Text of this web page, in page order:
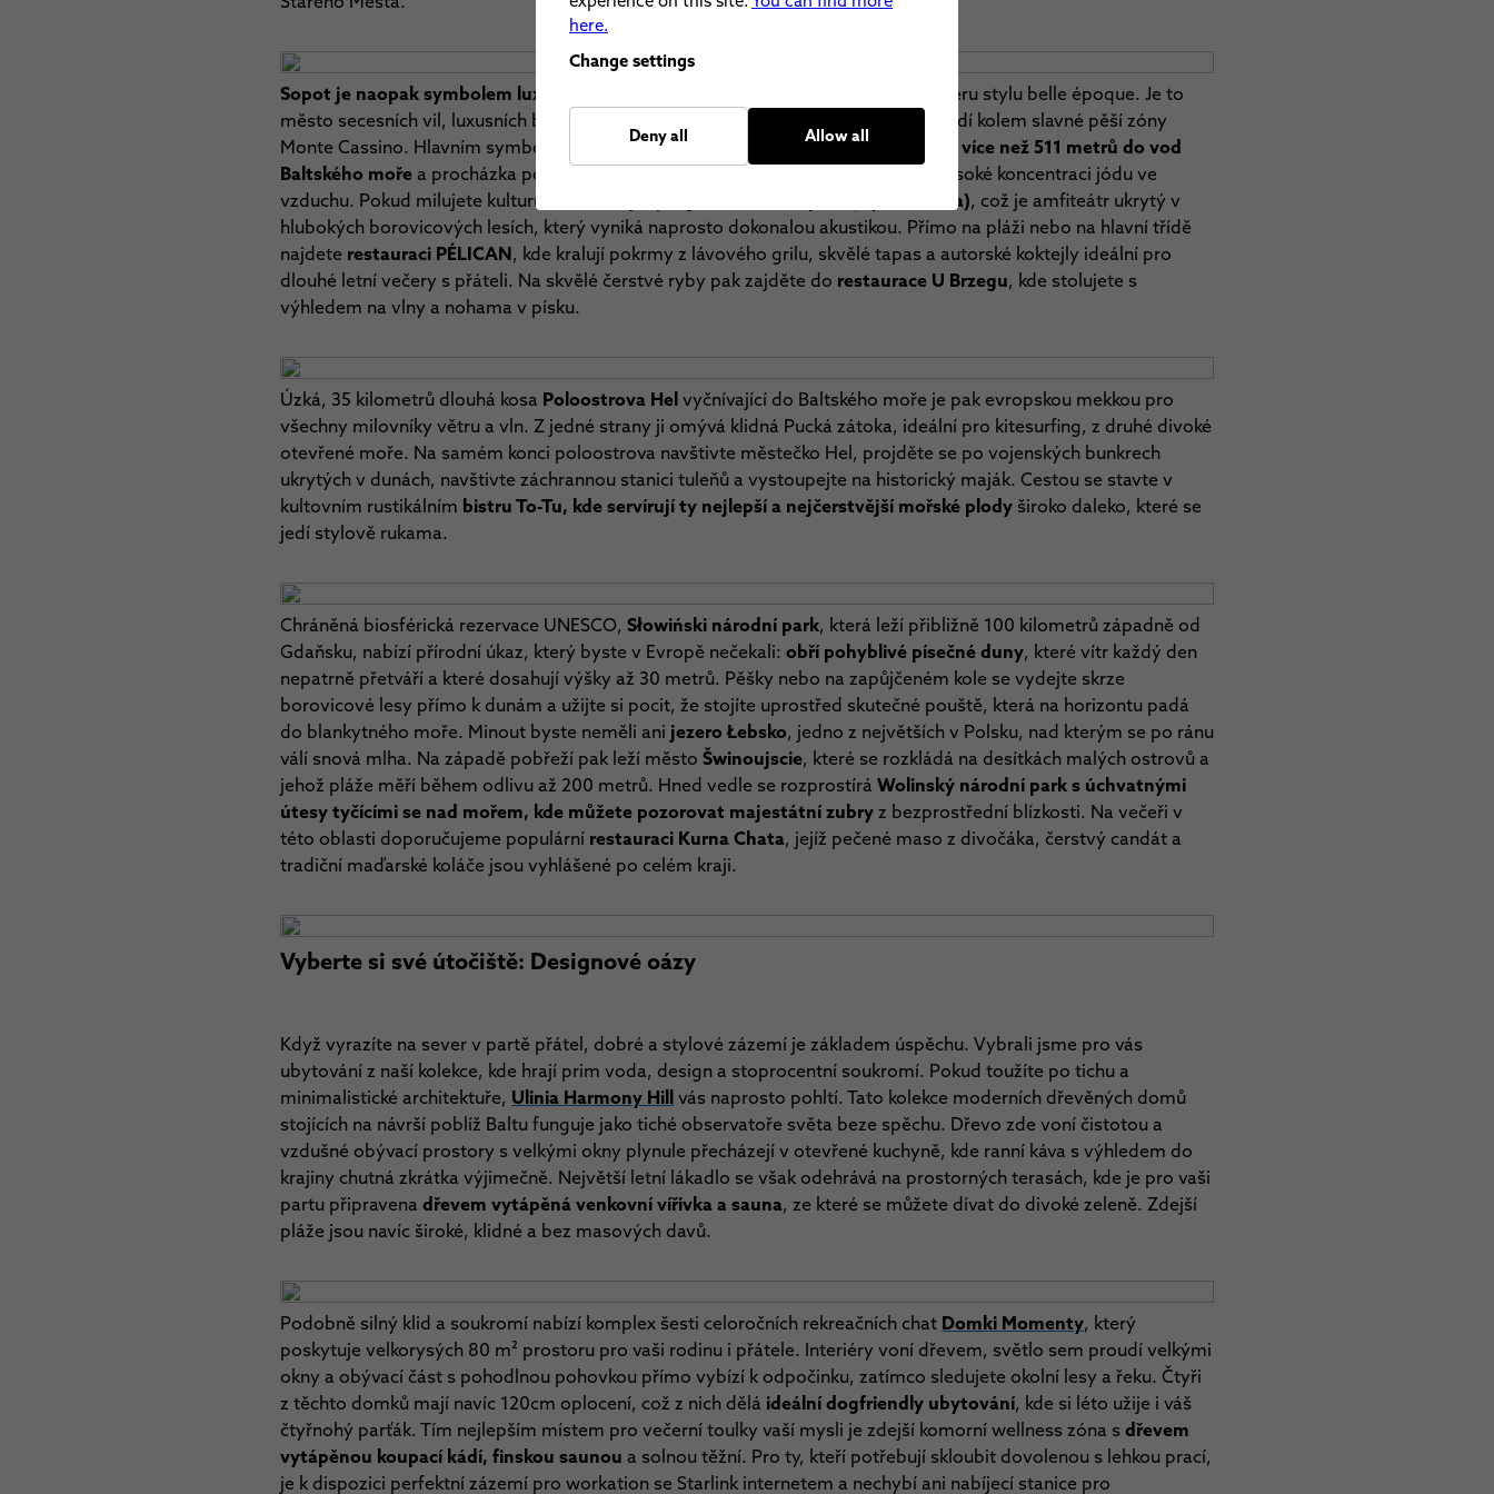
Sopot je naopak symbolem luxusu
, lázeňské tradice a nese v sobě silnou atmosféru stylu belle époque. Je to
město secesních vil, luxusních butiků a pulzujícího nočního života, který se soustředí kolem slavné pěší zóny
Monte Cassino. Hlavním symbolem je slavné dřevěné
Sopot Molo, které se táhne více než 511 metrů do vod
Baltského moře a procházka po něm má prokazatelné terapeutické účinky díky vysoké koncentraci jódu ve
vzduchu. Pokud milujete kulturu, zkontrolujte program v
Lesní opeře (Opera Leśna), což je amfiteátr ukrytý v
hlubokých borovicových lesích, který vyniká naprosto dokonalou akustikou. Přímo na pláži nebo na hlavní třídě
najdete restauraci PÉLICAN, kde kralují pokrmy z lávového grilu, skvělé tapas a autorské koktejly ideální pro
dlouhé letní večery s přáteli. Na skvělé čerstvé ryby pak zajděte do restaurace U Brzegu, kde stolujete s
výhledem na vlny a nohama v písku.
Úzká, 35 kilometrů dlouhá kosa Poloostrova Hel vyčnívající do Baltského moře je pak evropskou mekkou pro
všechny milovníky větru a vln. Z jedné strany ji omývá klidná Pucká zátoka, ideální pro kitesurfing, z druhé divoké
otevřené moře. Na samém konci poloostrova navštivte městečko Hel, projděte se po vojenských bunkrech
ukrytých v dunách, navštivte záchrannou stanici tuleňů a vystoupejte na historický maják. Cestou se stavte v
kultovním rustikálním bistru To-Tu, kde servírují ty nejlepší a nejčerstvější mořské plody široko daleko, které se
jedí stylově rukama.
Chráněná biosférická rezervace UNESCO, Słowiński národní park, která leží přibližně 100 kilometrů západně od
Gdaňsku, nabízí přírodní úkaz, který byste v Evropě nečekali: obří pohyblivé písečné duny, které vítr každý den
nepatrně přetváří a které dosahují výšky až 30 metrů. Pěšky nebo na zapůjčeném kole se vydejte skrze
borovicové lesy přímo k dunám a užijte si pocit, že stojíte uprostřed skutečné pouště, která na horizontu padá
do blankytného moře. Minout byste neměli ani jezero Łebsko, jedno z největších v Polsku, nad kterým se po ránu
válí snová mlha. Na západě pobřeží pak leží město Šwinoujscie, které se rozkládá na desítkách malých ostrovů a
jehož pláže měří během odlivu až 200 metrů. Hned vedle se rozprostírá Wolinský národní park s úchvatnými
útesy tyčícími se nad mořem, kde můžete pozorovat majestátní zubryz bezprostřední blízkosti. Na večeři v
této oblasti doporučujeme populární restauraci Kurna Chata, jejíž pečené maso z divočáka, čerstvý candát a
tradiční maďarské koláče jsou vyhlášené po celém kraji.
Vyberte si své útočiště: Designové oázy
Když vyrazíte na sever v partě přátel, dobré a stylové zázemí je základem úspěchu. Vybrali jsme pro vás
ubytování z naší kolekce, kde hrají prim voda, design a stoprocentní soukromí. Pokud toužíte po tichu a
minimalistické architektuře, Ulinia Harmony Hill vás naprosto pohltí. Tato kolekce moderních dřevěných domů
stojících na návrší poblíž Baltu funguje jako tiché observatoře světa beze spěchu. Dřevo zde voní čistotou a
vzdušné obývací prostory s velkými okny plynule přecházejí v otevřené kuchyně, kde ranní káva s výhledem do
krajiny chutná zkrátka výjimečně. Největší letní lákadlo se však odehrává na prostorných terasách, kde je pro vaši
partu připravena dřevem vytápěná venkovní vířivka a sauna, ze které se můžete dívat do divoké zeleně. Zdejší
pláže jsou navíc široké, klidné a bez masových davů.
Podobně silný klid a soukromí nabízí komplex šesti celoročních rekreačních chat Domki Momenty, který
poskytuje velkorysých 80 m² prostoru pro vaši rodinu i přátele. Interiéry voní dřevem, světlo sem proudí velkými
okny a obývací část s pohodlnou pohovkou přímo vybízí k odpočinku, zatímco sledujete okolní lesy a řeku. Čtyři
z těchto domků mají navíc 120cm oplocení, což z nich dělá ideální dogfriendly ubytování, kde si léto užije i váš
čtyřnohý parťák. Tím nejlepším místem pro večerní toulky vaší mysli je zdejší komorní wellness zóna sdřevem
vytápěnou koupací kádí, finskou saunou a solnou těžní. Pro ty, kteří potřebují skloubit dovolenou s lehkou prací,
je k dispozici perfektní zázemí pro workation se Starlink internetem a nechybí ani nabíjecí stanice pro
here.
Change settings
Deny all Allow all